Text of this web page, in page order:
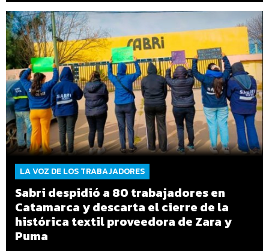
LA VOZ DE LOS TRABAJADORES
Sabri despidió a 80 trabajadores en
Catamarca y descarta el cierre de la
histórica textil proveedora de Zara y
Puma